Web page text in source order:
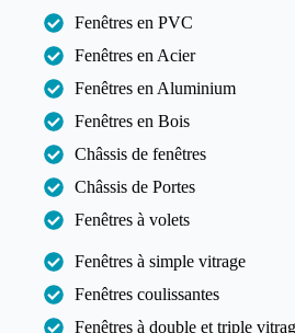
Fenêtres en PVC
Fenêtres en Acier
Fenêtres en Aluminium
Fenêtres en Bois
Châssis de fenêtres
Châssis de Portes
Fenêtres à volets
Fenêtres à simple vitrage
Fenêtres coulissantes
Fenêtres à double et triple